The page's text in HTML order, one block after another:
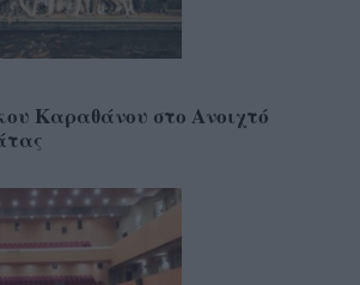
Καραθάνου στο Ανοιχτό